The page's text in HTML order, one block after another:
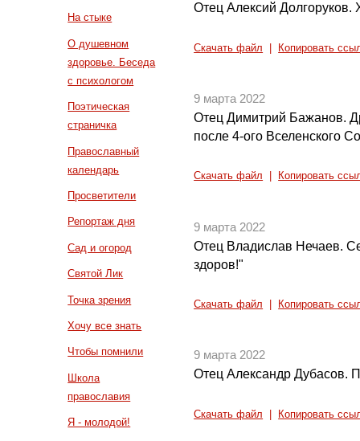
На стыке
О душевном
здоровье. Беседа
с психологом
Поэтическая
страничка
Православный
календарь
Просветители
Репортаж дня
Сад и огород
Святой Лик
Точка зрения
Хочу все знать
Чтобы помнили
Школа
православия
Я - молодой!
Отец Алексий Долгоруков.
Скачать файл Копировать
9 марта 2022
Отец Димитрий Бажанов.
после 4-ого Вселенского
Скачать файл Копировать
9 марта 2022
Отец Владислав Нечаев.
здоров!"
Скачать файл Копировать
9 марта 2022
Отец Александр Дубасов.
Скачать файл Копировать